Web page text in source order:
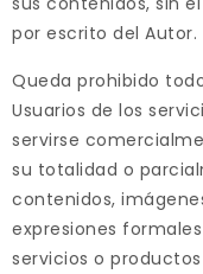
por escrito del Autor.
Queda prohibido
Usuarios de los
servirse
su totalidad o
contenidos,
expresiones
servicios o